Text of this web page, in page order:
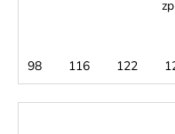
98 116 122